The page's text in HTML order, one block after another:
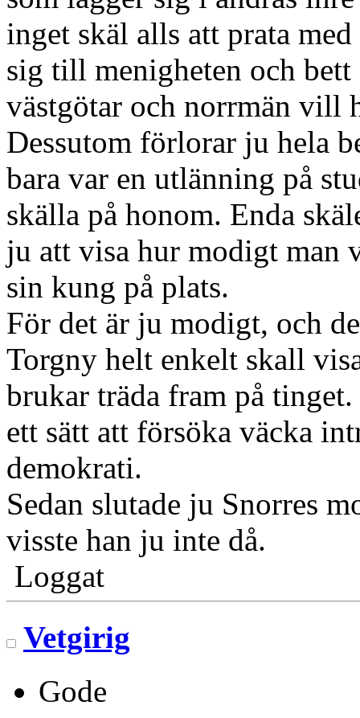
inget skäl alls att prata
sig till menigheten och bett
västgötar och norrmän vill
Dessutom förlorar ju hela
bara var en utlänning på
skälla på honom. Enda
ju att visa hur modigt man
sin kung på plats.
För det är ju modigt, och
Torgny helt enkelt skall
brukar träda fram på
ett sätt att försöka väcka
demokrati.
Sedan slutade ju Snorres
visste han ju inte då.
Loggat
Vetgirig
Gode